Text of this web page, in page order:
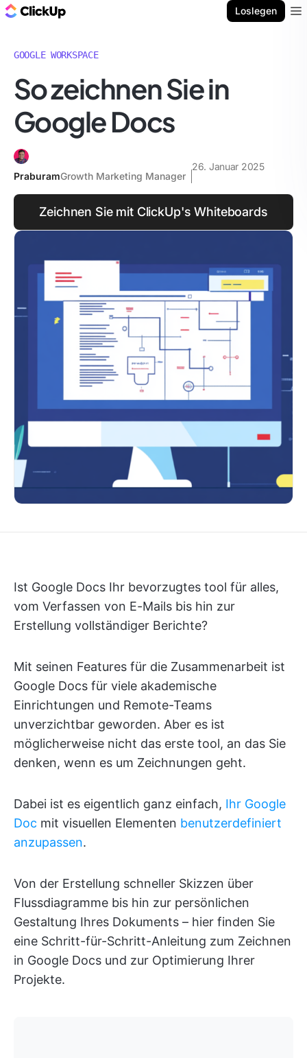
Loslegen
GOOGLE WORKSPACE
So zeichnen Sie in
Google Docs
PraburamGrowth Marketing Manager
26. Januar 2025
Zeichnen Sie mit ClickUp's Whiteboards
Ist Google Docs Ihr bevorzugtes tool für alles,
vom Verfassen von E-Mails bis hin zur
Erstellung vollständiger Berichte?
Mit seinen Features für die Zusammenarbeit ist
Google Docs für viele akademische
Einrichtungen und Remote-Teams
unverzichtbar geworden. Aber es ist
möglicherweise nicht das erste tool, an das Sie
denken, wenn es um Zeichnungen geht.
Dabei ist es eigentlich ganz einfach, Ihr Google
Doc mit visuellen Elementen benutzerdefiniert
anzupassen.
Von der Erstellung schneller Skizzen über
Flussdiagramme bis hin zur persönlichen
Gestaltung Ihres Dokuments – hier finden Sie
eine Schritt-für-Schritt-Anleitung zum Zeichnen
in Google Docs und zur Optimierung Ihrer
Projekte.